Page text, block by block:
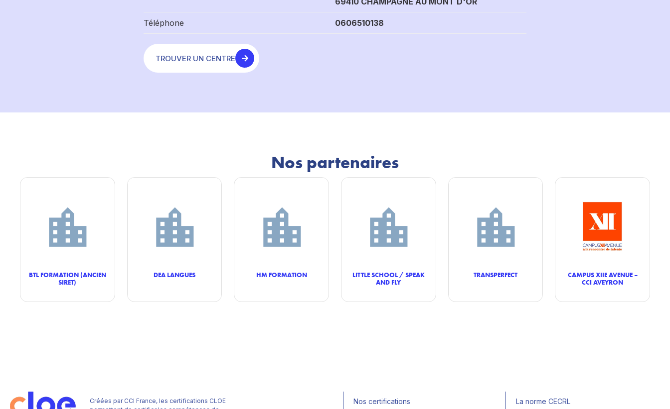
Téléphone 0606510138
TROUVER UN CENTRE
Nos partenaires
BTL FORMATION (ANCIEN
SIRET)
DEA LANGUES HM FORMATION
LITTLE SCHOOL / SPEAK
AND FLY
TRANSPERFECT
CAMPUS XIIE AVENUE –
CCI AVEYRON
Créées par CCI France, les certifications CLOE
Nos certifications La norme CECRL